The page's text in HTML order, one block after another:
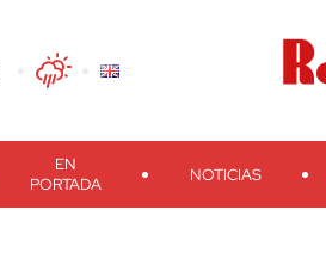
TwitterFacebook
Threads
Instagram TelegramTeveo
EN
PORTADA
NOTICIAS